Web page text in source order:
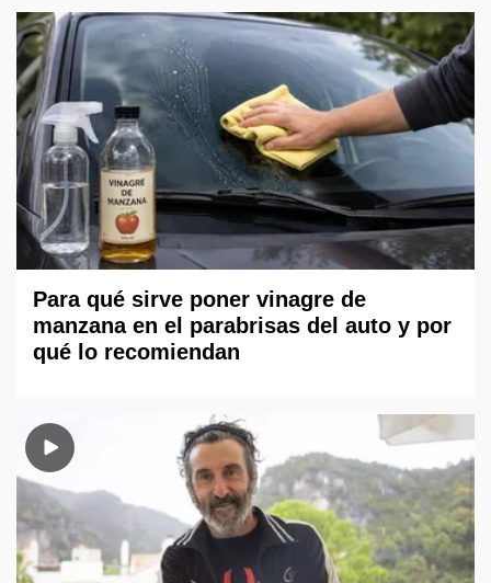
Para qué sirve poner vinagre de
manzana en el parabrisas del auto y por
qué lo recomiendan